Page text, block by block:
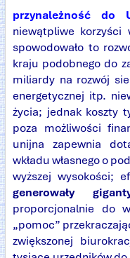
przynależność do
niewątpliwe
spowodowało to
kraju podobnego do
miliardy na rozwój
energetycznej itp.
życia; jednak koszty
poza możliwości
unijna zapewnia
wkładu własnego o
wyższej wysokości;
generowały
proporcjonalnie do
„pomoc”
zwiększonej